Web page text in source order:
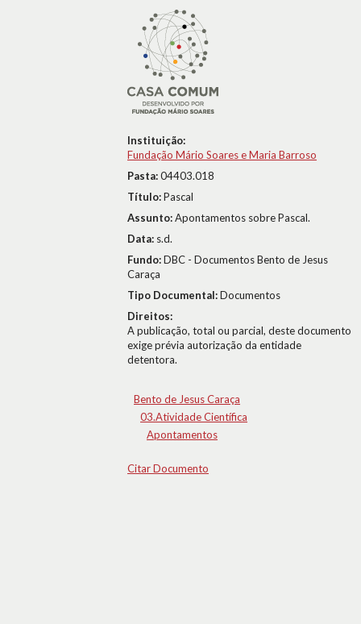
Instituição:
Fundação Mário Soares e Maria Barroso
Pasta:04403.018
Título:Pascal
Assunto:Apontamentos sobre Pascal.
Data: s.d.
Fundo:DBC - Documentos Bento de Jesus
Caraça
Tipo Documental:Documentos
Direitos:
A publicação, total ou parcial, deste documento
exige prévia autorização da entidade
detentora.
Bento de Jesus Caraça
03.Atividade Científica
Apontamentos
Citar Documento